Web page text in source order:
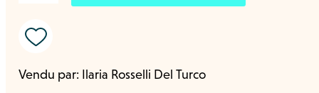
Vendu par: Ilaria Rosselli Del Turco